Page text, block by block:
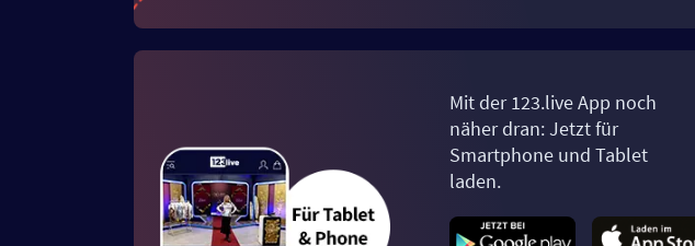
Mit der 123.live App noch
näher dran: Jetzt für
Smartphone und Tablet
laden.